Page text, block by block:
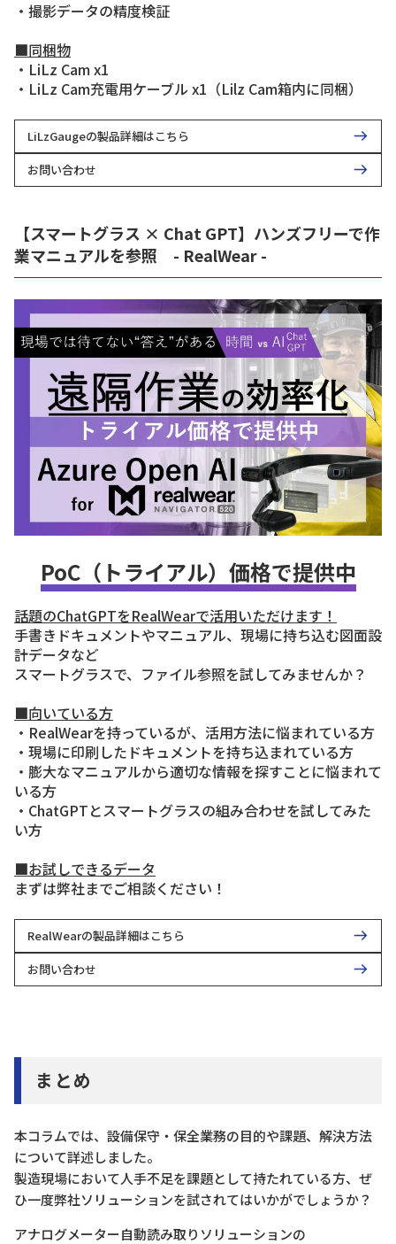
・撮影データの精度検証
■同梱物
・LiLz Cam x1
・LiLz Cam充電用ケーブル x1（Lilz Cam箱内に同梱）
LiLzGaugeの製品詳細はこちら
お問い合わせ
【スマートグラス × Chat GPT】ハンズフリーで作
業マニュアルを参照 - RealWear -
PoC（トライアル）価格で提供中
話題のChatGPTをRealWearで活用いただけます！
手書きドキュメントやマニュアル、現場に持ち込む図面設
計データなど
スマートグラスで、ファイル参照を試してみませんか？
■向いている方
・RealWearを持っているが、活用方法に悩まれている方
・現場に印刷したドキュメントを持ち込まれている方
・膨大なマニュアルから適切な情報を探すことに悩まれて
いる方
・ChatGPTとスマートグラスの組み合わせを試してみた
い方
■お試しできるデータ
まずは弊社までご相談ください！
RealWearの製品詳細はこちら
お問い合わせ
まとめ
本コラムでは、設備保守・保全業務の目的や課題、解決方法
について詳述しました。
製造現場において人手不足を課題として持たれている方、ぜ
ひ一度弊社ソリューションを試されてはいかがでしょうか？
アナログメーター自動読み取りソリューションの